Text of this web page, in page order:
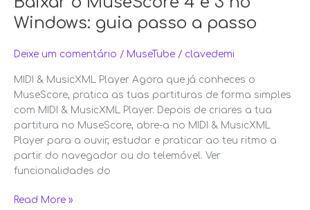
Windows: guia passo a passo
Deixe um comentário / MuseTube / clavedemi
MIDI & MusicXML Player Agora que já conheces o
MuseScore, pratica as tuas partituras de forma simples
com MIDI & MusicXML Player. Depois de criares a tua
partitura no MuseScore, abre-a no MIDI & MusicXML
Player para a ouvir, estudar e praticar ao teu ritmo a
partir do navegador ou do telemóvel. Ver
funcionalidades do
Read More »